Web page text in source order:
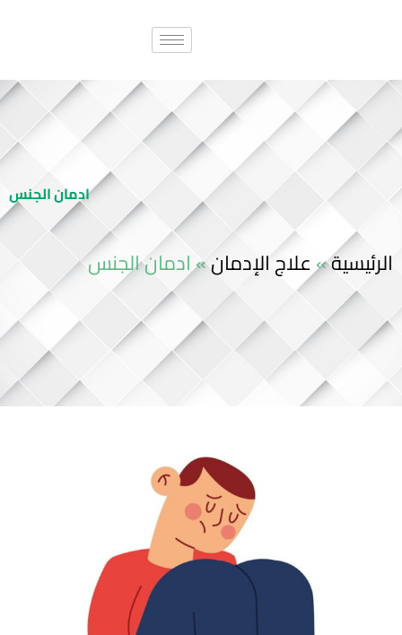
ادمان الجنس
الرئيسية»علاج الإدمان»ادمان الجنس